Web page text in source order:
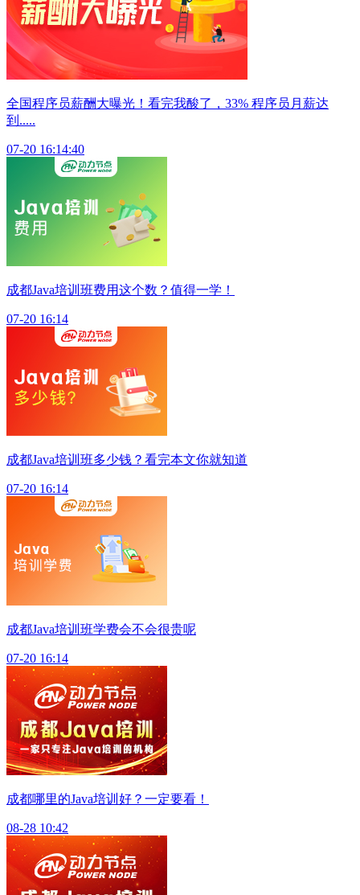
全国程序员薪酬大曝光！看完我酸了，33% 程序员月薪达
到.....
07-20 16:14:40
成都Java培训班费用这个数？值得一学！
07-20 16:14
成都Java培训班多少钱？看完本文你就知道
07-20 16:14
成都Java培训班学费会不会很贵呢
07-20 16:14
成都哪里的Java培训好？一定要看！
08-28 10:42